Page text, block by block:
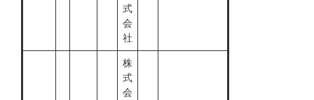
式
会
社
株
式
会